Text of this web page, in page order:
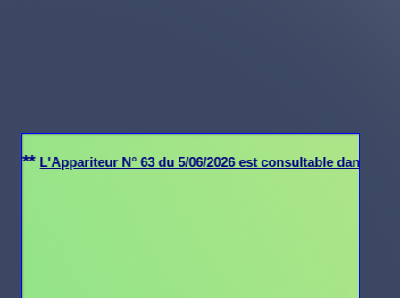
N° 63 du 5/06/2026 est consultable dans la Section